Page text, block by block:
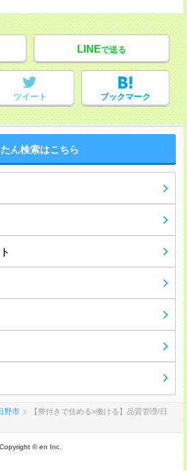
LINEで送る
ツイート ブックマーク
ん検索はこちら
野市
【寮付きで住める×働ける】品質管理/日
Copyright © en Inc.